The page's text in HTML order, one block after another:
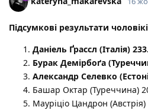
Підсумкові результати
Даніель Ґрассл (Італія)
Бурак Демірбоґа
Александр Селевко
Башар Октар (Туреччина)
Мауріціо Цандрон